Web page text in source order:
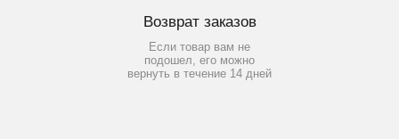
Возврат заказов
Если товар вам не
подошел, его можно
вернуть в течение 14 дней